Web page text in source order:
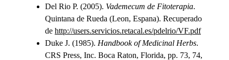
Del Rio P. (2005). Vademecum de Fitoterapia.
Quintana de Rueda (Leon, Espana). Recuperado
de http://users.servicios.retacal.es/pdelrio/VF.pdf
Duke J. (1985). Handbook of Medicinal Herbs.
CRS Press, Inc. Boca Raton, Florida, pp. 73, 74,